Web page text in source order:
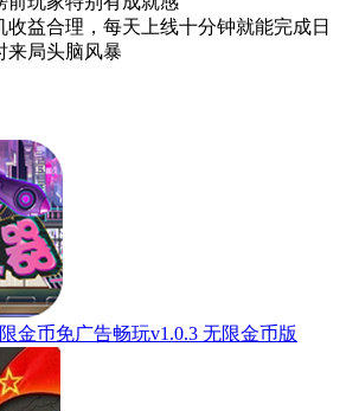
益合理，每天上线十分钟就能完成日
来局头脑风暴
金币免广告畅玩v1.0.3 无限金币版